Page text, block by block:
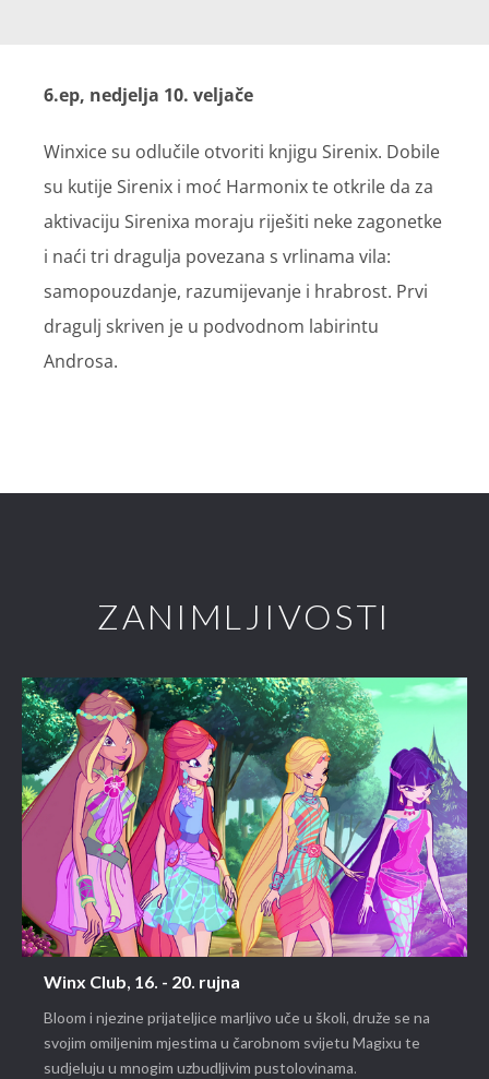
6.ep, nedjelja 10. veljače
Winxice su odlučile otvoriti knjigu Sirenix. Dobile
su kutije Sirenix i moć Harmonix te otkrile da za
aktivaciju Sirenixa moraju riješiti neke zagonetke
i naći tri dragulja povezana s vrlinama vila:
samopouzdanje, razumijevanje i hrabrost. Prvi
dragulj skriven je u podvodnom labirintu
Androsa.
ZANIMLJIVOSTI
Winx Club, 16. - 20. rujna
Bloom i njezine prijateljice marljivo uče u školi, druže se na
svojim omiljenim mjestima u čarobnom svijetu Magixu te
sudjeluju u mnogim uzbudljivim pustolovinama.